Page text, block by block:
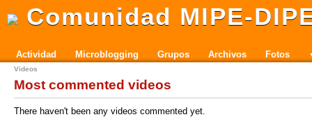
Comunidad MIPE-
Actividad Microblogging Grupos Archivos Fotos
Videos
Most commented videos
There haven't been any videos commented yet.